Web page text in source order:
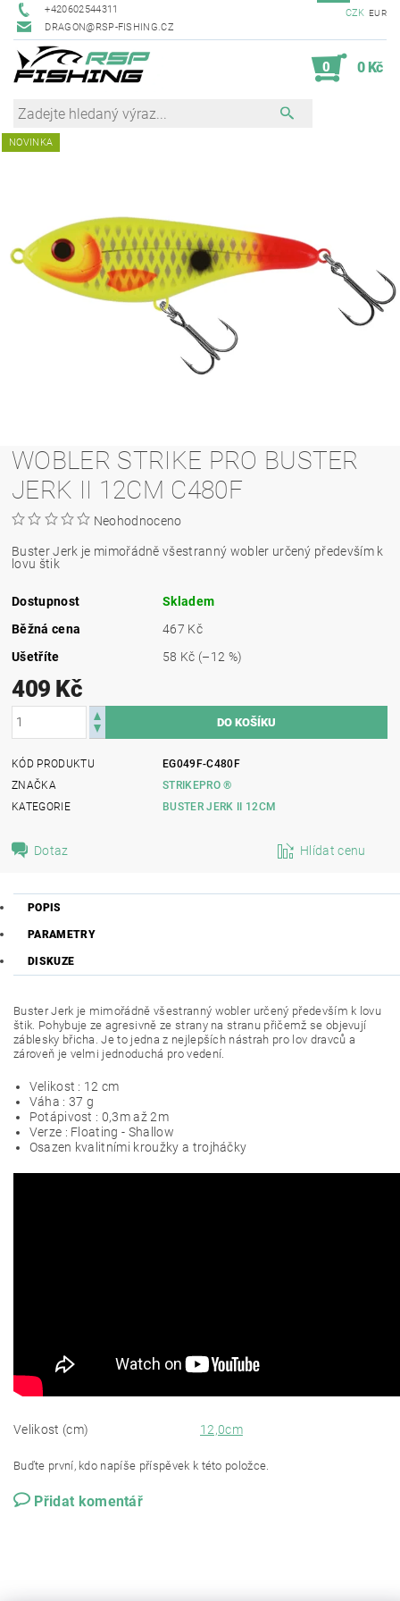
+420602544311
DRAGON@RSP-FISHING.CZ
CZK EUR
0 0 Kč
NOVINKA
WOBLER STRIKE PRO BUSTER
JERK II 12CM C480F
Neohodnoceno
Buster Jerk je mimořádně všestranný wobler určený především k
lovu štik
Dostupnost
Skladem
Běžná cena
467 Kč
Ušetříte
58 Kč (–12 %)
409 Kč
KÓD PRODUKTU
EG049F-C480F
ZNAČKA
STRIKEPRO ®
KATEGORIE
BUSTER JERK II 12CM
Dotaz Hlídat cenu
POPIS
PARAMETRY
DISKUZE
Buster Jerk je mimořádně všestranný wobler určený především k lovu
štik. Pohybuje ze agresivně ze strany na stranu přičemž se objevují
záblesky břicha. Je to jedna z nejlepších nástrah pro lov dravců a
zároveň je velmi jednoduchá pro vedení.
Velikost : 12 cm
Váha : 37 g
Potápivost : 0,3m až 2m
Verze : Floating - Shallow
Osazen kvalitními kroužky a trojháčky
Velikost (cm) 12,0cm
Buďte první, kdo napíše příspěvek k této položce.
Přidat komentář